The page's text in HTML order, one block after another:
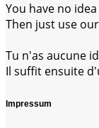
You have no
Then just use our
Tu n'as aucune
Il suffit ensuite
Impressum